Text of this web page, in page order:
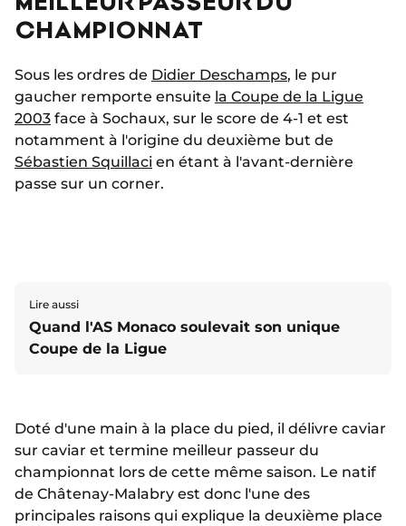
CHAMPIONNAT
Sous les ordres de Didier Deschamps, le pur
gaucher remporte ensuite la Coupe de la Ligue
2003 face à Sochaux, sur le score de 4-1 et est
notamment à l'origine du deuxième but de
Sébastien Squillaci en étant à l'avant-dernière
passe sur un corner.
Lire aussi
Quand l'AS Monaco soulevait son unique
Coupe de la Ligue
Doté d'une main à la place du pied, il délivre caviar
sur caviar et termine meilleur passeur du
championnat lors de cette même saison. Le natif
de Châtenay-Malabry est donc l'une des
principales raisons qui explique la deuxième place